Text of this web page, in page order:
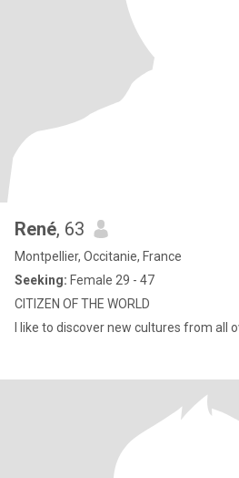
René, 63
Montpellier, Occitanie, France
Seeking: Female 29 - 47
CITIZEN OF THE WORLD
I like to discover new cultures from all